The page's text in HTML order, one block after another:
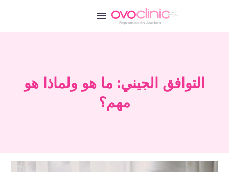
التوافق الجيني: ما هو ولماذا هو
مهم؟